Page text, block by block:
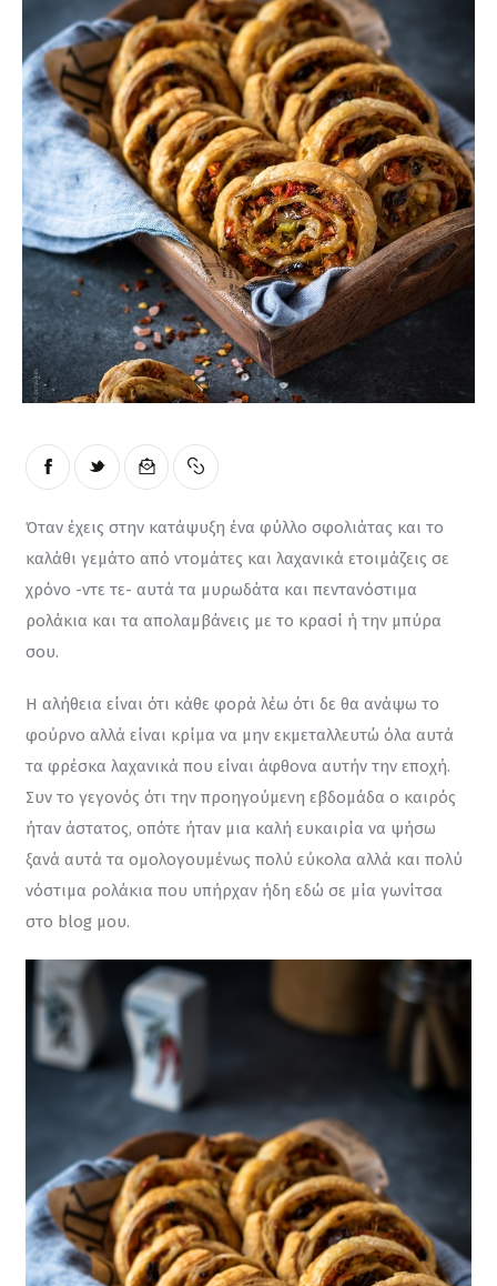
Moments of Mine
FAQ
Όταν έχεις στην κατάψυξη ένα φύλλο σφολιάτας και το
καλάθι γεμάτο από ντομάτες και λαχανικά ετοιμάζεις σε
χρόνο -ντε τε- αυτά τα μυρωδάτα και πεντανόστιμα
ρολάκια και τα απολαμβάνεις με το κρασί ή την μπύρα
σου.
Η αλήθεια είναι ότι κάθε φορά λέω ότι δε θα ανάψω το
φούρνο αλλά είναι κρίμα να μην εκμεταλλευτώ όλα αυτά
τα φρέσκα λαχανικά που είναι άφθονα αυτήν την εποχή.
Συν το γεγονός ότι την προηγούμενη εβδομάδα ο καιρός
ήταν άστατος, οπότε ήταν μια καλή ευκαιρία να ψήσω
ξανά αυτά τα ομολογουμένως πολύ εύκολα αλλά και πολύ
νόστιμα ρολάκια που υπήρχαν ήδη εδώ σε μία γωνίτσα
στο blog μου.